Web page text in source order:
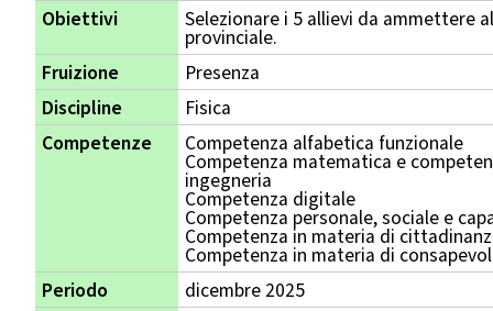
Obiettivi
Selezionare i 5 allievi da ammettere
provinciale.
Fruizione
Presenza
Discipline
Fisica
Competenze
Competenza alfabetica funzionale
Competenza matematica e
ingegneria
Competenza digitale
Competenza personale, sociale e
Competenza in materia di
Competenza in materia di
Periodo
dicembre 2025